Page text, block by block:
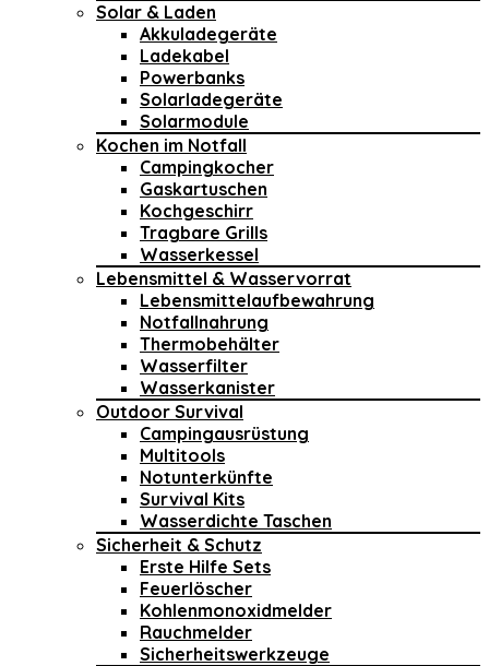
Solar & Laden
Akkuladegeräte
Ladekabel
Powerbanks
Solarladegeräte
Solarmodule
Kochen im Notfall
Campingkocher
Gaskartuschen
Kochgeschirr
Tragbare Grills
Wasserkessel
Lebensmittel & Wasservorrat
Lebensmittelaufbewahrung
Notfallnahrung
Thermobehälter
Wasserfilter
Wasserkanister
Outdoor Survival
Campingausrüstung
Multitools
Notunterkünfte
Survival Kits
Wasserdichte Taschen
Sicherheit & Schutz
Erste Hilfe Sets
Feuerlöscher
Kohlenmonoxidmelder
Rauchmelder
Sicherheitswerkzeuge